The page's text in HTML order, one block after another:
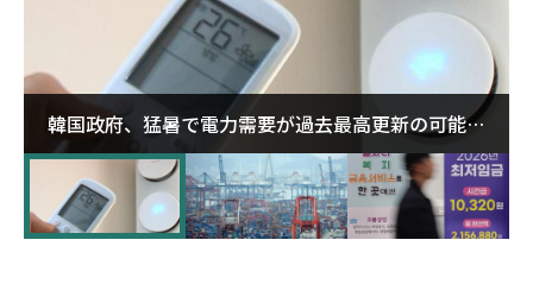
韓国政府、猛暑で電力需要が過去最高更新の可能性
に需給対応体制を点検